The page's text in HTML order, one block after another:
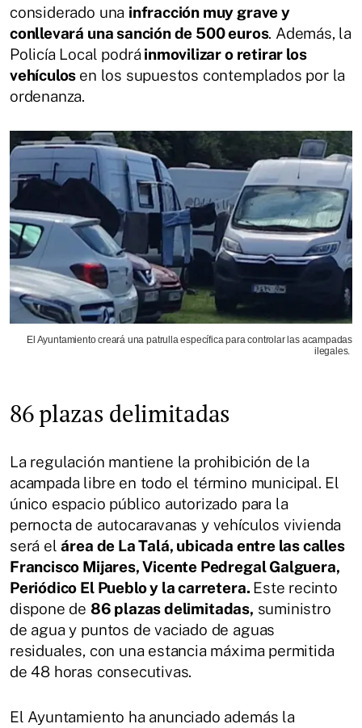
considerado una infracción muy grave y
conllevará una sanción de 500 euros. Además, la
Policía Local podrá inmovilizar o retirar los
vehículos en los supuestos contemplados por la
ordenanza.
El Ayuntamiento creará una patrulla específica para controlar las acampadas
ilegales.
86 plazas delimitadas
La regulación mantiene la prohibición de la
acampada libre en todo el término municipal. El
único espacio público autorizado para la
pernocta de autocaravanas y vehículos vivienda
será elárea de La Talá, ubicada entre las calles
Francisco Mijares, Vicente Pedregal Galguera,
Periódico El Pueblo y la carretera. Este recinto
dispone de 86 plazas delimitadas, suministro
de agua y puntos de vaciado de aguas
residuales, con una estancia máxima permitida
de 48 horas consecutivas.
El Ayuntamiento ha anunciado además la